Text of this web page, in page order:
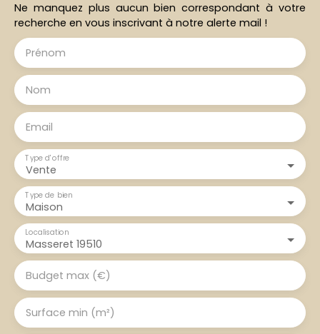
Ne manquez plus aucun bien correspondant à votre
recherche en vous inscrivant à notre alerte mail !
Prénom
Nom
Email
Vente
Type d'offre
Maison
Type de bien
Masseret 19510
Localisation
Budget max (€)
Surface min (m²)